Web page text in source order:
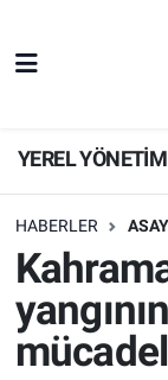
YEREL YÖNETİM
HABERLER
YEREL
GÜNCEL
BİLİM VE
KADIN
SPOR
Nöbetçi
Hava
Trafik
Süper Lig
Tüm